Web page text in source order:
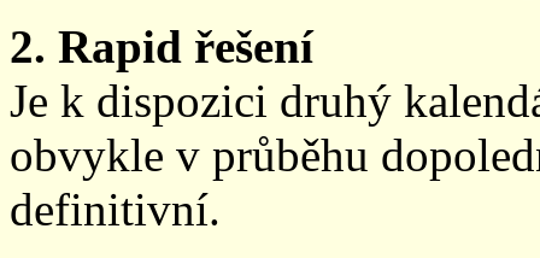
2. Rapid řešení
Je k dispozici druhý
obvykle v průběhu
definitivní.